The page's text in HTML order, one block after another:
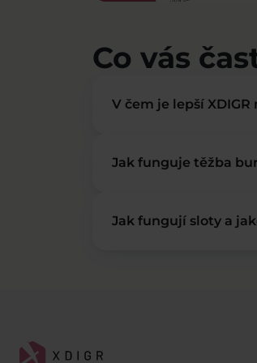
Co vás
V čem je lepší
Jak funguje těžba
Jak fungují sloty a